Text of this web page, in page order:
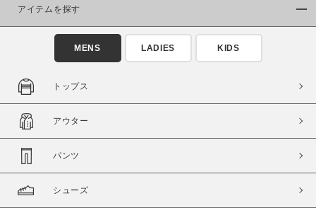
商品タイプ
通常商品
セール価格 WEB限定
在庫
在庫あり
アイテムを探す
MENS LADIES KIDS
トップス
アウター
パンツ
シューズ